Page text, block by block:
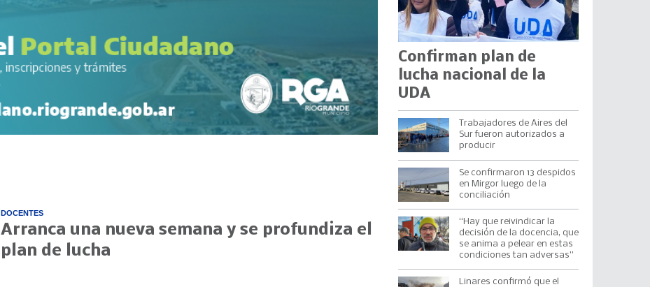
DOCENTES
Arranca una nueva semana y se profundiza el
plan de lucha
Confirman plan de
lucha nacional de la
UDA
Trabajadores de Aires del
Sur fueron autorizados a
producir
Se confirmaron 13 despidos
en Mirgor luego de la
conciliación
“Hay que reivindicar la
decisión de la docencia, que
se anima a pelear en estas
condiciones tan adversas”
Linares confirmó que el